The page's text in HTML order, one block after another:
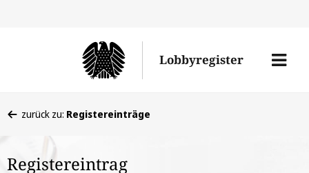
Lobbyregister
Menü
befinden
hier:
zurück zu: Registereinträge
Registereintrag